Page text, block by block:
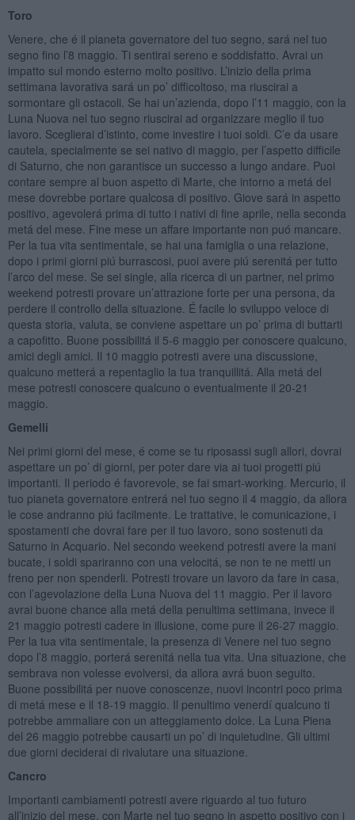
Toro
Venere, che é il pianeta governatore del tuo segno, sará nel tuo
segno fino l’8 maggio. Ti sentirai sereno e soddisfatto. Avrai un
impatto sul mondo esterno molto positivo. L’inizio della prima
settimana lavorativa sará un po’ difficoltoso, ma riuscirai a
sormontare gli ostacoli. Se hai un’azienda, dopo l’11 maggio, con la
Luna Nuova nel tuo segno riuscirai ad organizzare meglio il tuo
lavoro. Sceglierai d’istinto, come investire i tuoi soldi. C’e da usare
cautela, specialmente se sei nativo di maggio, per l’aspetto difficile
di Saturno, che non garantisce un successo a lungo andare. Puoi
contare sempre al buon aspetto di Marte, che intorno a metá del
mese dovrebbe portare qualcosa di positivo. Giove sará in aspetto
positivo, agevolerá prima di tutto i nativi di fine aprile, nella seconda
metá del mese. Fine mese un affare importante non puó mancare.
Per la tua vita sentimentale, se hai una famiglia o una relazione,
dopo i primi giorni piú burrascosi, puoi avere piú serenitá per tutto
l’arco del mese. Se sei single, alla ricerca di un partner, nel primo
weekend potresti provare un’attrazione forte per una persona, da
perdere il controllo della situazione. É facile lo sviluppo veloce di
questa storia, valuta, se conviene aspettare un po’ prima di buttarti
a capofitto. Buone possibilitá il 5-6 maggio per conoscere qualcuno,
amici degli amici. Il 10 maggio potresti avere una discussione,
qualcuno metterá a repentaglio la tua tranquillitá. Alla metá del
mese potresti conoscere qualcuno o eventualmente il 20-21
maggio.
Gemelli
Nei primi giorni del mese, é come se tu riposassi sugli allori, dovrai
aspettare un po’ di giorni, per poter dare via ai tuoi progetti piú
importanti. Il periodo é favorevole, se fai smart-working. Mercurio, il
tuo pianeta governatore entrerá nel tuo segno il 4 maggio, da allora
le cose andranno piú facilmente. Le trattative, le comunicazione, i
spostamenti che dovrai fare per il tuo lavoro, sono sostenuti da
Saturno in Acquario. Nel secondo weekend potresti avere la mani
bucate, i soldi spariranno con una velocitá, se non te ne metti un
freno per non spenderli. Potresti trovare un lavoro da fare in casa,
con l’agevolazione della Luna Nuova del 11 maggio. Per il lavoro
avrai buone chance alla metá della penultima settimana, invece il
21 maggio potresti cadere in illusione, come pure il 26-27 maggio.
Per la tua vita sentimentale, la presenza di Venere nel tuo segno
dopo l’8 maggio, porterá serenitá nella tua vita. Una situazione, che
sembrava non volesse evolversi, da allora avrá buon seguito.
Buone possibilitá per nuove conoscenze, nuovi incontri poco prima
di metá mese e il 18-19 maggio. Il penultimo venerdí qualcuno ti
potrebbe ammaliare con un atteggiamento dolce. La Luna Piena
del 26 maggio potrebbe causarti un po’ di inquietudine. Gli ultimi
due giorni deciderai di rivalutare una situazione.
Cancro
Importanti cambiamenti potresti avere riguardo al tuo futuro
all’inizio del mese, con Marte nel tuo segno in aspetto positivo con i